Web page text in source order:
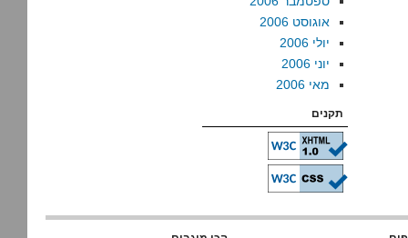
אוגוסט 2006
יולי 2006
יוני 2006
מאי 2006
תקנים